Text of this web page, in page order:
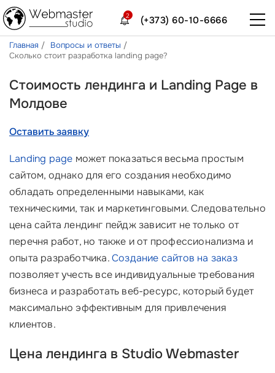
(+373) 60-10-6666
2
Главная
Вопросы и ответы
Сколько стоит разработка landing page?
Стоимость лендинга и Landing Page в
Молдове
Оставить заявку
Landing page может показаться весьма простым
сайтом, однако для его создания необходимо
обладать определенными навыками, как
техническими, так и маркетинговыми. Следовательно
цена сайта лендинг пейдж зависит не только от
перечня работ, но также и от профессионализма и
опыта разработчика.Создание сайтов на заказ
позволяет учесть все индивидуальные требования
бизнеса и разработать веб-ресурс, который будет
максимально эффективным для привлечения
клиентов.
Цена лендинга в Studio Webmaster